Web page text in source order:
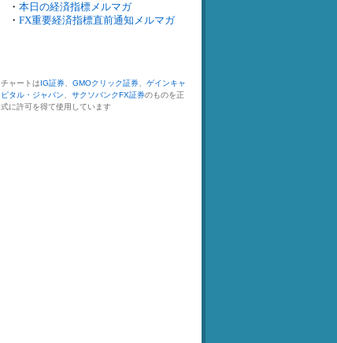
・ 本日の経済指標メルマガ
・ FX重要経済指標直前通知メルマガ
チャートはIG証券 GMOクリック証券
ゲインキャ
ピタル・ジャパン
サクソバンクFX証券のものを正
式に許可を得て使用しています